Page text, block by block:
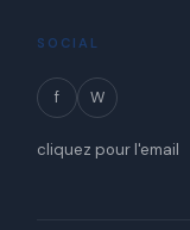
SOCIAL
f W
cliquez pour l'email